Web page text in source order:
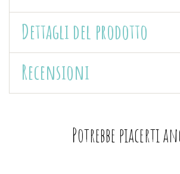
Dettagli del prodotto
Recensioni
Potrebbe piacerti